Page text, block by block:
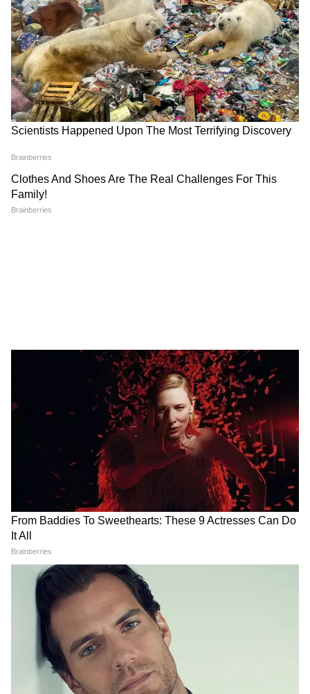
जयपुर छात्रा सुसाइड केस में नया
CCTV! जिसने टीचर के बर्ताव पर
खड़े किए बड़े सवाल!
50 लाख की दहेज मांग, धारदार
हथियार से हमला! बेंगलुरु में सस्पेंड
SI पर पत्नी के गंभीर आरोप
LATEST VIDEOS
Pawan Khera क्यों नाराज हो गए, कहा-
'मोहन भागवत के बारे में बात मत करो'
Kanwar Yatra: 95 वर्षीय दादी की इच्छा को
पूरी करने 25 पोते बने 'श्रवण कुमार'